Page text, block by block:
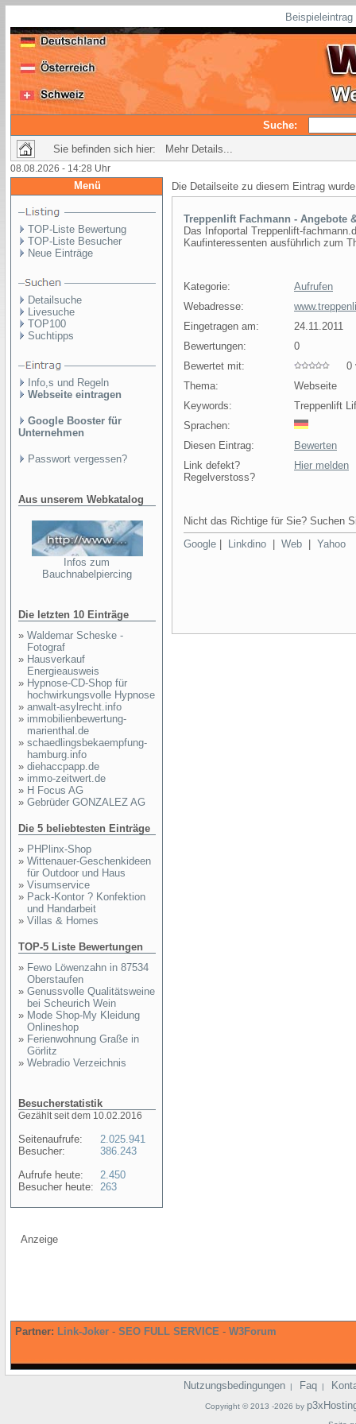
Suche:
Sie befinden sich hier: Mehr Details...
08.08.2026 - 14:28 Uhr
Menü
TOP-Liste Bewertung
TOP-Liste Besucher
Neue Einträge
Detailsuche
Livesuche
TOP100
Suchtipps
Info,s und Regeln
Webseite eintragen
Google Booster für
Unternehmen
Passwort vergessen?
Aus unserem Webkatalog
Infos zum
Bauchnabelpiercing
Die letzten 10 Einträge
» Waldemar Scheske -
Fotograf
» Hausverkauf
Energieausweis
» Hypnose-CD-Shop für
hochwirkungsvolle Hypnose
» anwalt-asylrecht.info
» immobilienbewertung-
marienthal.de
» schaedlingsbekaempfung-
hamburg.info
» diehaccpapp.de
» immo-zeitwert.de
» H Focus AG
» Gebrüder GONZALEZ AG
Die 5 beliebtesten Einträge
» PHPlinx-Shop
» Wittenauer-Geschenkideen
für Outdoor und Haus
» Visumservice
» Pack-Kontor ? Konfektion
und Handarbeit
» Villas & Homes
TOP-5 Liste Bewertungen
» Fewo Löwenzahn in 87534
Oberstaufen
» Genussvolle Qualitätsweine
bei Scheurich Wein
» Mode Shop-My Kleidung
Onlineshop
» Ferienwohnung Graße in
Görlitz
» Webradio Verzeichnis
Besucherstatistik
Gezählt seit dem 10.02.2016
Seitenaufrufe:
Besucher:
Aufrufe heute:
Besucher heute:
2.025.941
386.243
2.450
263
Die Detailseite zu diesem Eintrag
Treppenlift Fachmann - Angebote
Das Infoportal Treppenlift-
Kaufinteressenten ausführlich zum
Kategorie:
Aufrufen
Webadresse:
Eingetragen am:
24.11.2011
Bewertungen:
0
Bewertet mit:
0
Thema:
Webseite
Keywords:
Treppenlift
Sprachen:
Diesen Eintrag:
Bewerten
Link defekt?
Regelverstoss?
Hier melden
Nicht das Richtige für Sie? Suchen
Google
Linkdino Web Yahoo
Anzeige
Partner: Link-Joker - SEO FULL SERVICE - W3Forum
Nutzungsbedingungen | Faq |
Copyright © 2013 -2026 by